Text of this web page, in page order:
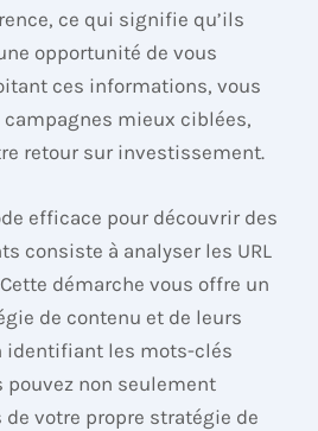
ce qui signifie qu’ils
opportunité de vous
ces informations, vous
campagnes mieux ciblées,
retour sur investissement.
efficace pour découvrir des
consiste à analyser les URL
démarche vous offre un
de contenu et de leurs
identifiant les mots-clés
pouvez non seulement
votre propre stratégie de